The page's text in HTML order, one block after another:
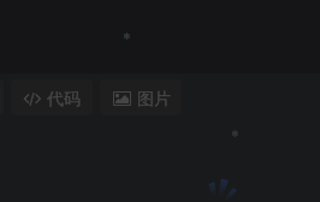
代码 图片